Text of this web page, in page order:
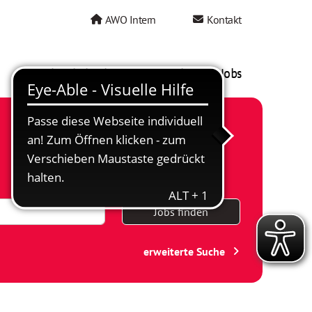
AWO Intern Kontakt
AWO als Arbeitgeber Mein AWO Jobs
Jobs finden
erweiterte Suche